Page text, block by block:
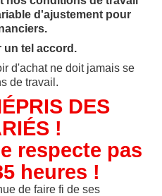
d'ajustement pour
un tel accord.
d'achat ne doit jamais se
de travail.
DES
!
respecte pas
heures !
de faire fi de ses